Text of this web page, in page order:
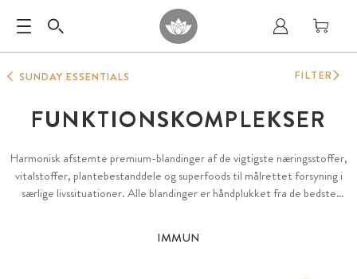
SUNDAY ESSENTIALS
FUNKTIONSKOMPLEKSER
Harmonisk afstemte premium-blandinger af de vigtigste næringsstoffer,
vitalstoffer, plantebestanddele og superfoods til målrettet forsyning i
særlige livssituationer. Alle blandinger er håndplukket fra de bedste
substanser og naturbevarede superfoods.
IMMUN
FILTER